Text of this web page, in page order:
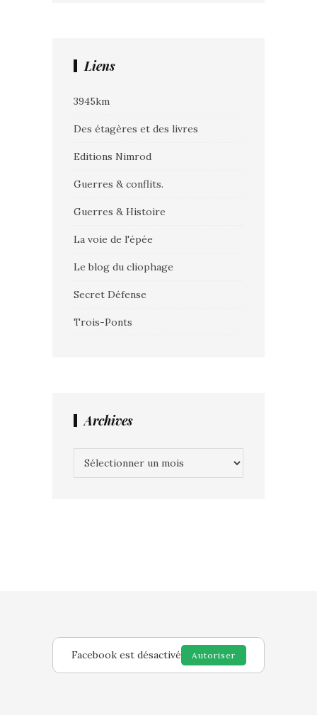
Liens
3945km
Des étagères et des livres
Editions Nimrod
Guerres & conflits.
Guerres & Histoire
La voie de l'épée
Le blog du cliophage
Secret Défense
Trois-Ponts
Archives
Facebook est désactivé Autoriser